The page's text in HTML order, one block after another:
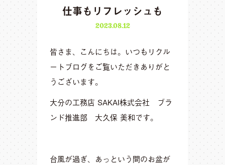
仕事もリフレッシュも
2023.08.12
皆さま、こんにちは。いつもリクル
ートブログをご覧いただきありがと
うございます。
大分の工務店 SAKAI株式会社 ブラ
ンド推進部 大久保 美和です。
台風が過ぎ、あっという間のお盆が